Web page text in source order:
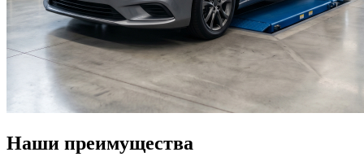
Наши преимущества